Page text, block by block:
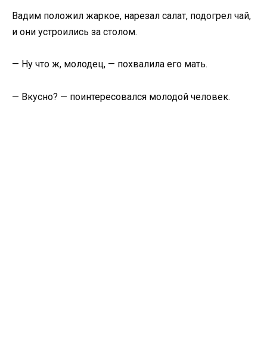
Вадим положил жаркое, нарезал салат, подогрел чай,
и они устроились за столом.
— Ну что ж, молодец, — похвалила его мать.
— Вкусно? — поинтересовался молодой человек.